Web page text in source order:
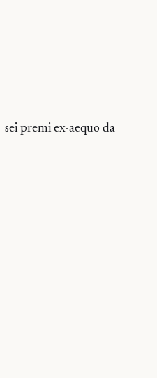
sei premi ex-aequo da